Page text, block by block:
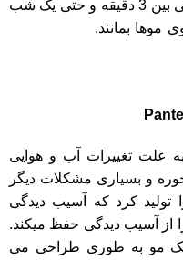
میباشند. ماسک موها باید مدت طولانی بین 3 دقیقه و حتی یک شب
موها بمانند.
علت تغییرات آب و هوایی
و بسیاری مشکلات دیگر
تولید کرد که آسیب دیدگی
از آسیب دیدگی حفظ میکند.
مو به طوری طراحی می